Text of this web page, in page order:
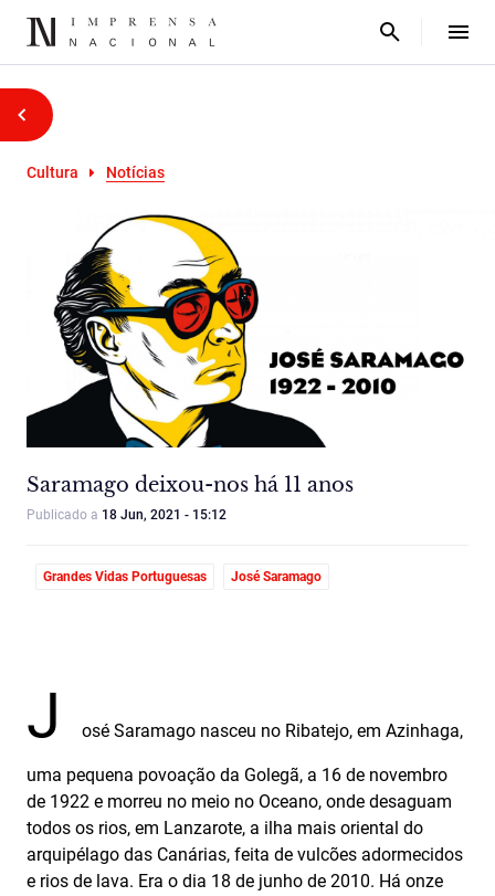
Cultura Notícias
Saramago deixou-nos há 11 anos
Publicado a 18 Jun, 2021 - 15:12
Grandes Vidas Portuguesas José Saramago
J osé Saramago nasceu no Ribatejo, em Azinhaga,
uma pequena povoação da Golegã, a 16 de novembro
de 1922 e morreu no meio no Oceano, onde desaguam
todos os rios, em Lanzarote, a ilha mais oriental do
arquipélago das Canárias, feita de vulcões adormecidos
e rios de lava. Era o dia 18 de junho de 2010. Há onze